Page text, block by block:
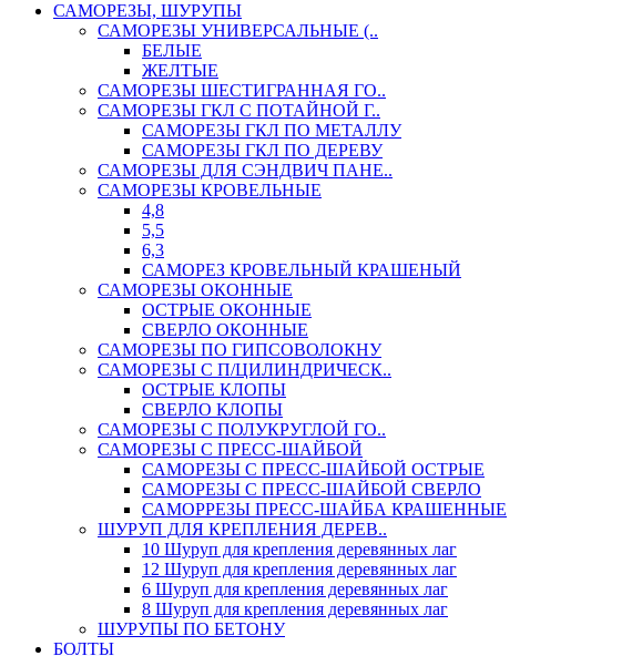
САМОРЕЗЫ, ШУРУПЫ
САМОРЕЗЫ УНИВЕРСАЛЬНЫЕ (..
БЕЛЫЕ
ЖЕЛТЫЕ
САМОРЕЗЫ ШЕСТИГРАННАЯ ГО..
САМОРЕЗЫ ГКЛ С ПОТАЙНОЙ Г..
САМОРЕЗЫ ГКЛ ПО МЕТАЛЛУ
САМОРЕЗЫ ГКЛ ПО ДЕРЕВУ
САМОРЕЗЫ ДЛЯ СЭНДВИЧ ПАНЕ..
САМОРЕЗЫ КРОВЕЛЬНЫЕ
4,8
5,5
6,3
САМОРЕЗ КРОВЕЛЬНЫЙ КРАШЕНЫЙ
САМОРЕЗЫ ОКОННЫЕ
ОСТРЫЕ ОКОННЫЕ
СВЕРЛО ОКОННЫЕ
САМОРЕЗЫ ПО ГИПСОВОЛОКНУ
САМОРЕЗЫ С П/ЦИЛИНДРИЧЕСК..
ОСТРЫЕ КЛОПЫ
СВЕРЛО КЛОПЫ
САМОРЕЗЫ С ПОЛУКРУГЛОЙ ГО..
САМОРЕЗЫ С ПРЕСС-ШАЙБОЙ
САМОРЕЗЫ С ПРЕСС-ШАЙБОЙ ОСТРЫЕ
САМОРЕЗЫ С ПРЕСС-ШАЙБОЙ СВЕРЛО
САМОРРЕЗЫ ПРЕСС-ШАЙБА КРАШЕННЫЕ
ШУРУП ДЛЯ КРЕПЛЕНИЯ ДЕРЕВ..
10 Шуруп для крепления деревянных лаг
12 Шуруп для крепления деревянных лаг
6 Шуруп для крепления деревянных лаг
8 Шуруп для крепления деревянных лаг
ШУРУПЫ ПО БЕТОНУ
БОЛТЫ